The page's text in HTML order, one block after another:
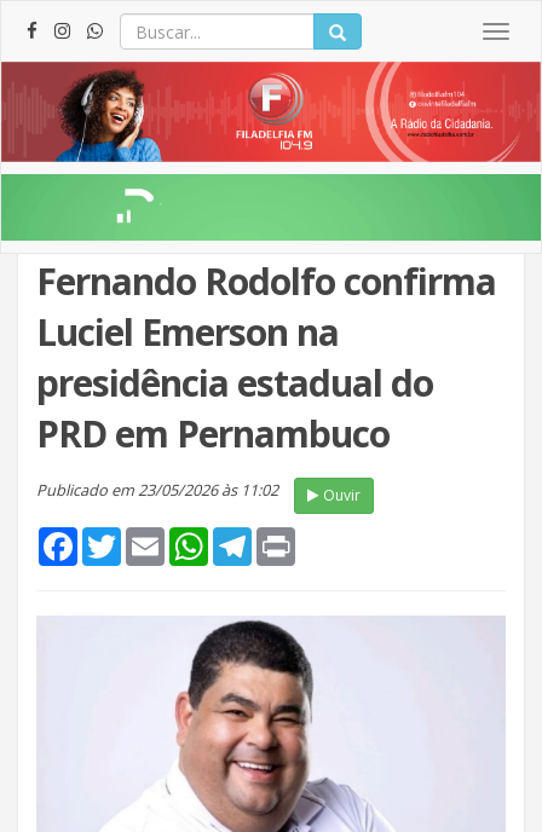
Fernando Rodolfo confirma
Luciel Emerson na
presidência estadual do
PRD em Pernambuco
Publicado em 23/05/2026 às 11:02 Ouvir
FacebookTwitterEmail WhatsApp
Telegram